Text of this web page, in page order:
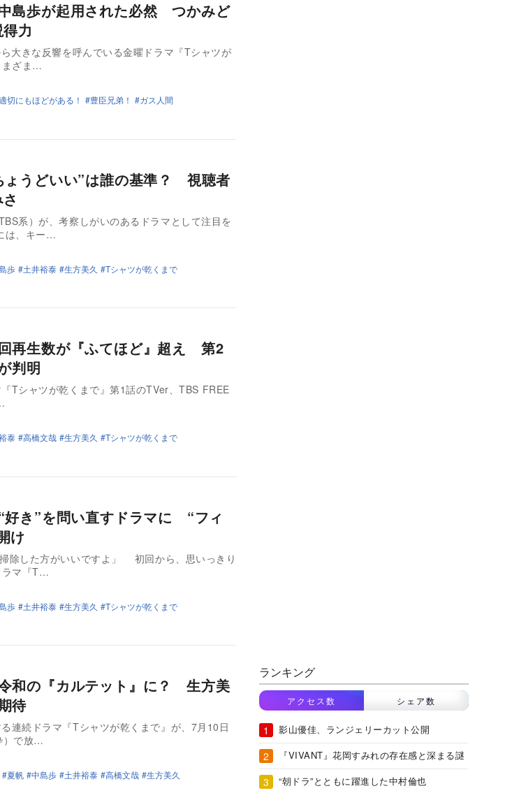
島歩が起用された必然 つかみど
力
大きな反響を呼んでいる金曜ドラマ『Tシャツが
まざま…
切にもほどがある！ 豊臣兄弟！
ガス人間
ょうどいい”は誰の基準？ 視聴者
系）が、考察しがいのあるドラマとして注目を
は、キー…
歩 土井裕泰 生方美久
Tシャツが乾くまで
再生数が『ふてほど』超え 第2
判明
Tシャツが乾くまで』第1話のTVer、TBS FREE
泰 高橋文哉 生方美久 Tシャツが乾くまで
好き”を問い直すドラマに “フィ
け
除した方がいいですよ」 初回から、思いっきり
ラマ『T…
歩 土井裕泰 生方美久 Tシャツが乾くまで
和の『カルテット』に？ 生方美
待
連続ドラマ『Tシャツが乾くまで』が、7月10日
）で放…
夏帆 中島歩 土井裕泰 高橋文哉
生方美久
ランキング
アクセス数 シェア数
影山優佳、ランジェリーカット公開
『VIVANT』花岡すみれの存在感と深まる謎
“朝ドラ”とともに躍進した中村倫也